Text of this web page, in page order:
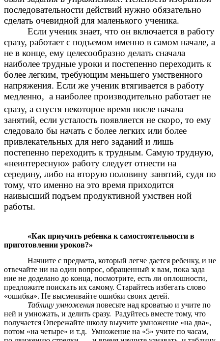
последовательности действий нужно обязательно
сделать очевидной для маленького ученика.
Если ученик знает, что он включается в работу
сразу, работает с подъемом именно в самом начале, а
не в конце, ему целесообразно делать сначала
наиболее трудные уроки и постепенно переходить к
более легким, требующим меньшего умственного
напряжения. Если же ученик втягивается в работу
медленно, а наиболее производительно работает не
сразу, а спустя некоторое время после начала
занятий, если усталость появляется не скоро, то ему
следовало бы начать с более легких или более
привлекательных для него заданий и лишь
постепенно переходить к трудным. Самую трудную,
«неинтересную» работу следует отнести на
середину, либо на вторую половину занятий, судя по
тому, что именно на это время приходится
наивысший подъем продуктивной умствен ной
работы.
«Как приучить ребенка к самостоятельности в
приготовлении уроков?»
Начните с предмета, который легче дается ребенку, и не
отвечайте ни на один вопрос, обращенный к вам, пока зада
ние не доделано до конца, посмотрите, есть ли оплошности,
предложите поискать их самому. Старайтесь избегать слово
«ошибка». Не высмеивайте ошибки своих детей.
Таблицу умножения повесьте над кроватью и учите по
ней и умножать, и делить сразу. Радуйтесь вместе тому, что
получается Опережайте школу выучите умножение «на два»,
потом «на четыре» и т.д. Умножение на «5» учите по часам,